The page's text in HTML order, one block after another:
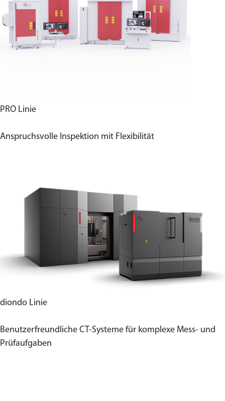
PRO Linie
Anspruchsvolle Inspektion mit Flexibilität
diondo Linie
Benutzerfreundliche CT-Systeme für komplexe Mess- und
Prüfaufgaben